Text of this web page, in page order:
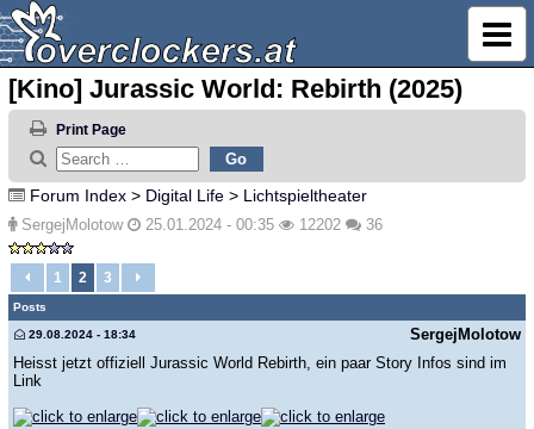
[Kino] Jurassic World: Rebirth (2025)
Print Page
Forum Index > Digital Life > Lichtspieltheater
SergejMolotow 25.01.2024 - 00:35 12202 36
1 2 3
Posts
SergejMolotow
29.08.2024 - 18:34
Heisst jetzt offiziell Jurassic World Rebirth, ein paar Story Infos sind im
Link